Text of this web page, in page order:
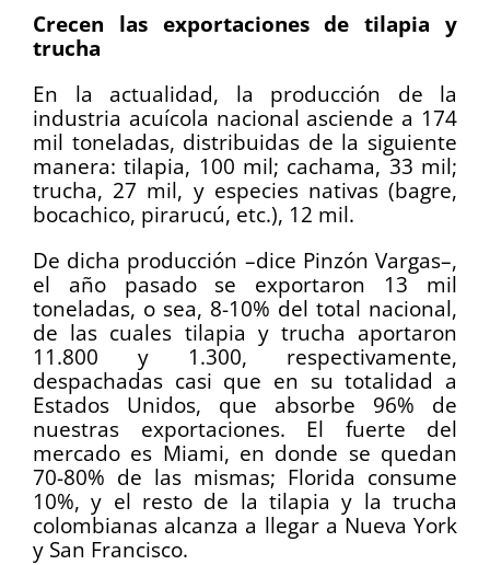
Crecen las exportaciones de tilapia y
trucha
En la actualidad, la producción de la
industria acuícola nacional asciende a 174
mil toneladas, distribuidas de la siguiente
manera: tilapia, 100 mil; cachama, 33 mil;
trucha, 27 mil, y especies nativas (bagre,
bocachico, pirarucú, etc.), 12 mil.
De dicha producción –dice Pinzón Vargas–,
el año pasado se exportaron 13 mil
toneladas, o sea, 8-10% del total nacional,
de las cuales tilapia y trucha aportaron
11.800 y 1.300, respectivamente,
despachadas casi que en su totalidad a
Estados Unidos, que absorbe 96% de
nuestras exportaciones. El fuerte del
mercado es Miami, en donde se quedan
70-80% de las mismas; Florida consume
10%, y el resto de la tilapia y la trucha
colombianas alcanza a llegar a Nueva York
y San Francisco.